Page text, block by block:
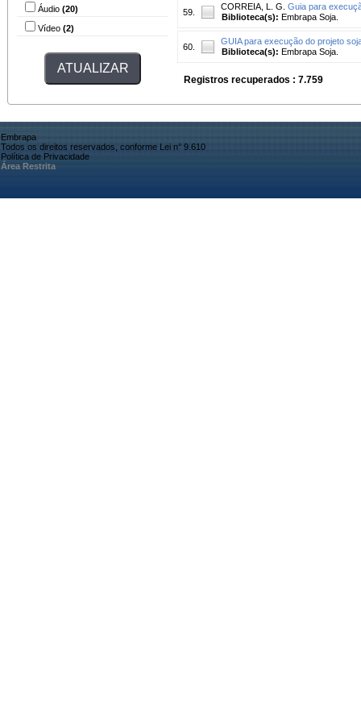
Áudio (20)
Vídeo (2)
59.
CORREIA, L. G. Guia para
Biblioteca(s): Embrapa Soja.
60.
GUIA para execução do projeto
Biblioteca(s): Embrapa Soja.
Registros recuperados : 7.759
Embrapa
Todos os direitos reservados, conforme Lei n° 9.610
Política de Privacidade
Área Restrita